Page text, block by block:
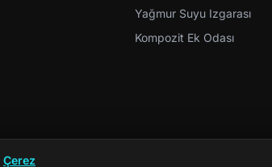
Yağmur Suyu Izgarası
Kompozit Ek Odası
Çerez